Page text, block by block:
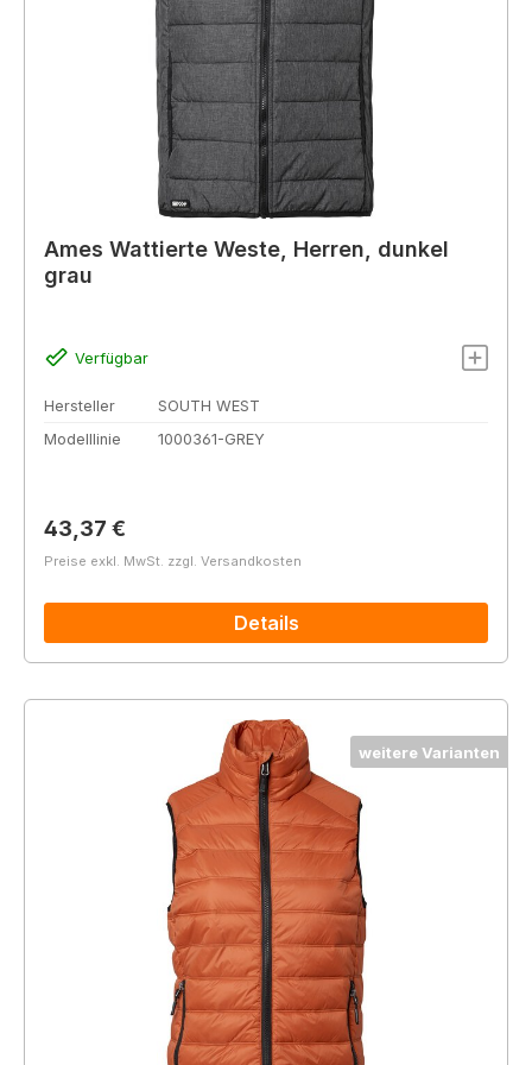
Ames Wattierte Weste, Herren, dunkel
grau
Verfügbar
Hersteller
SOUTH WEST
Modelllinie
1000361-GREY
Regulärer Preis:
43,37 €
Preise exkl. MwSt. zzgl. Versandkosten
Details
weitere Varianten